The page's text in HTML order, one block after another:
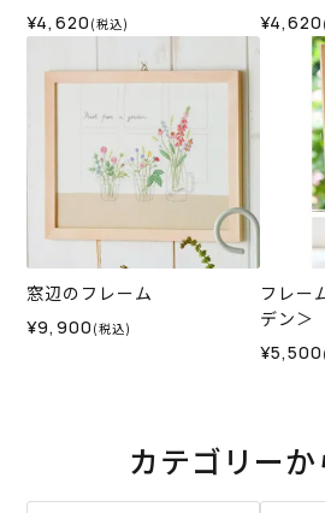
¥4,620 (税込) ¥4,620
窓辺のフレーム
¥9,900 (税込)
フレー
デン＞
¥5,500
カテゴリー